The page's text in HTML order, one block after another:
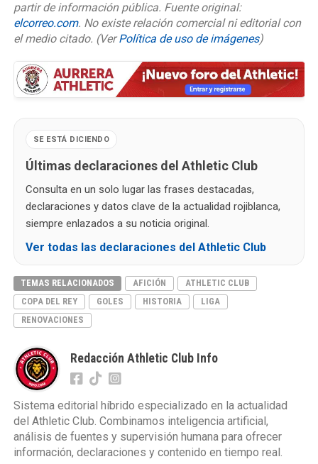
partir de información pública. Fuente original:
elcorreo.com. No existe relación comercial ni editorial con
el medio citado. (VerPolítica de uso de imágenes)
SE ESTÁ DICIENDO
Últimas declaraciones del Athletic Club
Consulta en un solo lugar las frases destacadas,
declaraciones y datos clave de la actualidad rojiblanca,
siempre enlazados a su noticia original.
Ver todas las declaraciones del Athletic Club
TEMAS RELACIONADOS AFICIÓN
ATHLETIC CLUB
COPA DEL REY
GOLES HISTORIA
LIGA
RENOVACIONES
Redacción Athletic Club Info
Sistema editorial híbrido especializado en la actualidad
del Athletic Club. Combinamos inteligencia artificial,
análisis de fuentes y supervisión humana para ofrecer
información, declaraciones y contenido en tiempo real.